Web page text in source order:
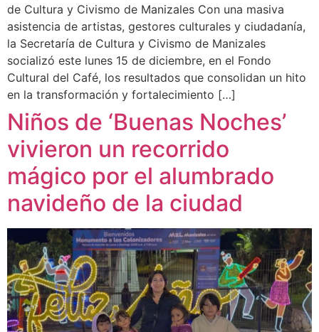
de Cultura y Civismo de Manizales Con una masiva
asistencia de artistas, gestores culturales y ciudadanía,
la Secretaría de Cultura y Civismo de Manizales
socializó este lunes 15 de diciembre, en el Fondo
Cultural del Café, los resultados que consolidan un hito
en la transformación y fortalecimiento […]
Niños de ‘Buenas Noches’
vivieron un recorrido
mágico por el alumbrado
navideño de la ciudad